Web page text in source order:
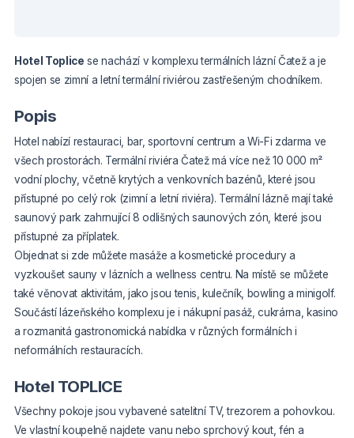
Hotel Toplice se nachází v komplexu termálních lázní Čatež a je
spojen se zimní a letní termální riviérou zastřešeným chodníkem.
Popis
Hotel nabízí restauraci, bar, sportovní centrum a Wi-Fi zdarma ve
všech prostorách. Termální riviéra Čatež má více než 10 000 m²
vodní plochy, včetně krytých a venkovních bazénů, které jsou
přístupné po celý rok (zimní a letní riviéra). Termální lázně mají také
saunový park zahrnující 8 odlišných saunových zón, které jsou
přístupné za příplatek.
Objednat si zde můžete masáže a kosmetické procedury a
vyzkoušet sauny v lázních a wellness centru. Na místě se můžete
také věnovat aktivitám, jako jsou tenis, kulečník, bowling a minigolf.
Součástí lázeňského komplexu je i nákupní pasáž, cukrárna, kasino
a rozmanitá gastronomická nabídka v různých formálních i
neformálních restauracích.
Hotel TOPLICE
Všechny pokoje jsou vybavené satelitní TV, trezorem a pohovkou.
Ve vlastní koupelně najdete vanu nebo sprchový kout, fén a